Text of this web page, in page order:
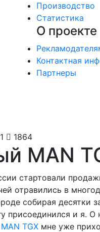
Производство
Статистика
О проекте
Контактная
Партнеры
1864
MAN
стартовали
отравились в
собирая десятки
присоединился и я.
TGX мне уже